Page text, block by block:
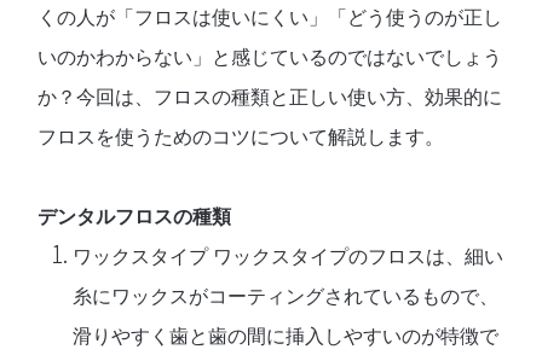
くの人が「フロスは使いにくい」「どう使うのが正し
いのかわからない」と感じているのではないでしょう
か？今回は、フロスの種類と正しい使い方、効果的に
フロスを使うためのコツについて解説します。
デンタルフロスの種類
ワックスタイプワックスタイプのフロスは、細い
糸にワックスがコーティングされているもので、
滑りやすく歯と歯の間に挿入しやすいのが特徴で